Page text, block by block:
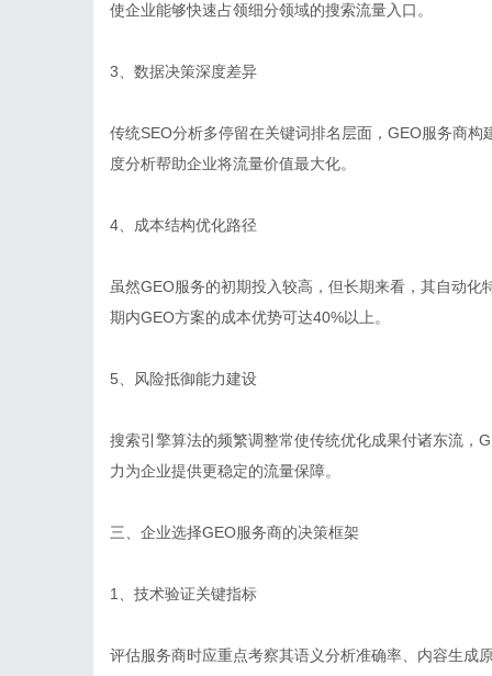
使企业能够快速占领细分领域的搜索流量入口。
3、数据决策深度差异
传统SEO分析多停留在关键词排名层面，GEO服务商
度分析帮助企业将流量价值最大化。
4、成本结构优化路径
虽然GEO服务的初期投入较高，但长期来看，其自动
期内GEO方案的成本优势可达40%以上。
5、风险抵御能力建设
搜索引擎算法的频繁调整常使传统优化成果付诸东流，
力为企业提供更稳定的流量保障。
三、企业选择GEO服务商的决策框架
1、技术验证关键指标
评估服务商时应重点考察其语义分析准确率、内容生成